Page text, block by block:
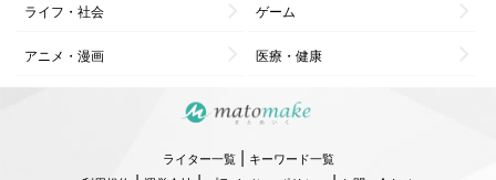
ライフ・社会 ゲーム
アニメ・漫画 医療・健康
ライター一覧| キーワード一覧